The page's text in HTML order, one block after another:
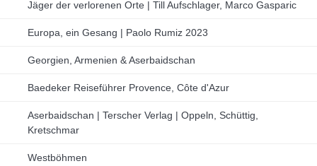
Jäger der verlorenen Orte | Till Aufschlager, Marco Gasparic
Europa, ein Gesang | Paolo Rumiz 2023
Georgien, Armenien & Aserbaidschan
Baedeker Reiseführer Provence, Côte d'Azur
Aserbaidschan | Terscher Verlag | Oppeln, Schüttig,
Kretschmar
Westböhmen